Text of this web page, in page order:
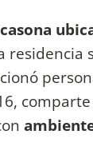
residencia